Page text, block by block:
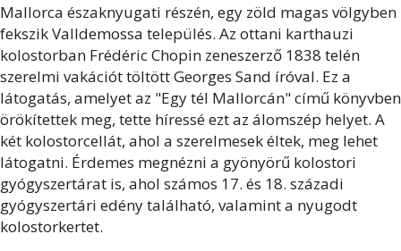
Mallorca északnyugati részén, egy zöld magas völgyben
fekszik Valldemossa település. Az ottani karthauzi
kolostorban Frédéric Chopin zeneszerző 1838 telén
szerelmi vakációt töltött Georges Sand íróval. Ez a
látogatás, amelyet az "Egy tél Mallorcán" című könyvben
örökítettek meg, tette híressé ezt az álomszép helyet. A
két kolostorcellát, ahol a szerelmesek éltek, meg lehet
látogatni. Érdemes megnézni a gyönyörű kolostori
gyógyszertárat is, ahol számos 17. és 18. századi
gyógyszertári edény található, valamint a nyugodt
kolostorkertet.